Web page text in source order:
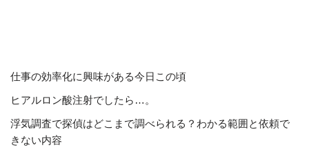
仕事の効率化に興味がある今日この頃
ヒアルロン酸注射でしたら…。
浮気調査で探偵はどこまで調べられる？わかる範囲と依頼で
きない内容